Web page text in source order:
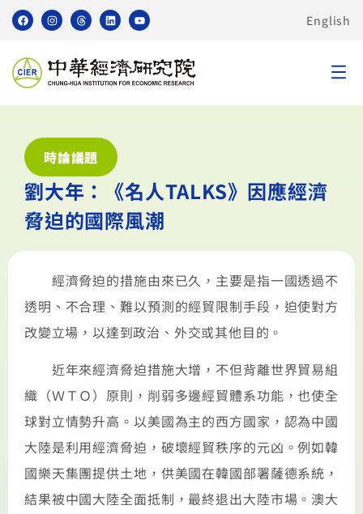
English
時論議題
劉大年：《名人TALKS》因應經濟
脅迫的國際風潮
經濟脅迫的措施由來已久，主要是指一國透過不
透明、不合理、難以預測的經貿限制手段，迫使對方
改變立場，以達到政治、外交或其他目的。
近年來經濟脅迫措施大增，不但背離世界貿易組
織（ＷＴＯ）原則，削弱多邊經貿體系功能，也使全
球對立情勢升高。以美國為主的西方國家，認為中國
大陸是利用經濟脅迫，破壞經貿秩序的元凶。例如韓
國樂天集團提供土地，供美國在韓國部署薩德系統，
結果被中國大陸全面抵制，最終退出大陸市場。澳大